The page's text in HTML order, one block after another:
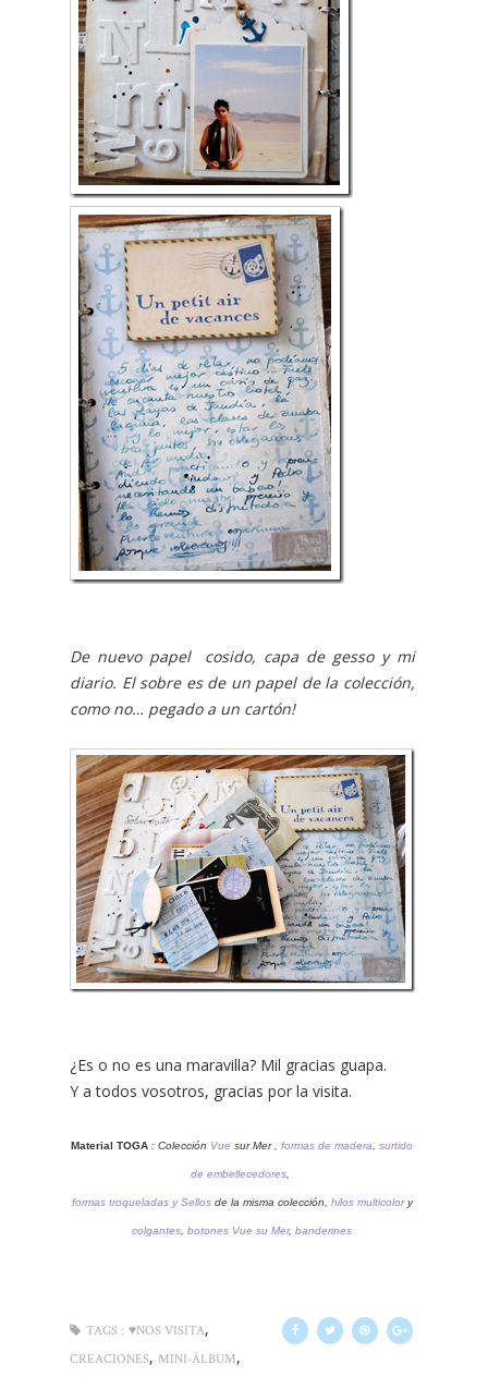
De nuevo papel cosido, capa de gesso y mi
diario. El sobre es de un papel de la colección,
como no… pegado a un cartón!
¿Es o no es una maravilla? Mil gracias guapa.
Y a todos vosotros, gracias por la visita.
Material TOGA :Colección Vue sur Mer ,formas de madera ,surtido
de embellecedores
formas troqueladas y Sellosde la misma colección, hilos multicolory
colgantes ,botones Vue su Mer,banderines
TAGS : ♥NOS VISITA,
CREACIONES, MINI-ÁLBUM,